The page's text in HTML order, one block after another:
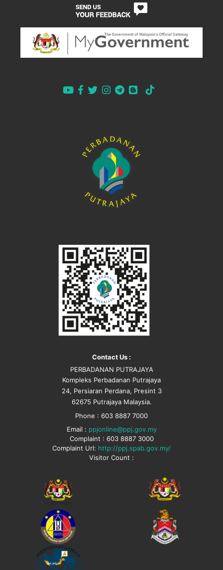
Contact Us :
PERBADANAN PUTRAJAYA
Kompleks Perbadanan Putrajaya
24, Persiaran Perdana, Presint 3
62675 Putrajaya Malaysia.
Phone : 603 8887 7000
Email : ppjonline@ppj.gov.my
Complaint : 603 8887 3000
Complaint Url: http://ppj.spab.gov.my/
Visitor Count :